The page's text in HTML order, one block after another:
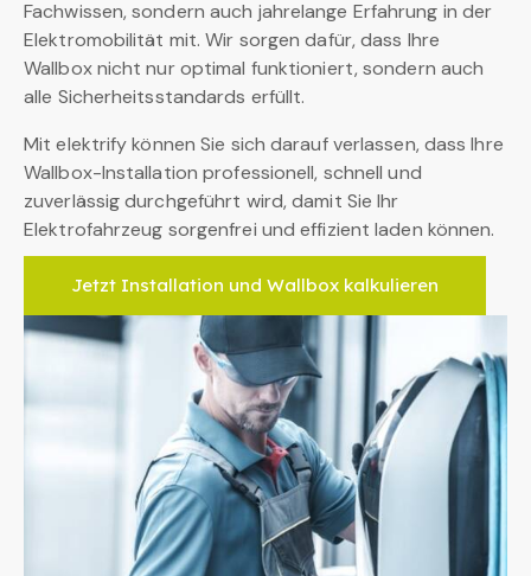
Fachwissen, sondern auch jahrelange Erfahrung in der
Elektromobilität mit. Wir sorgen dafür, dass Ihre
Wallbox nicht nur optimal funktioniert, sondern auch
alle Sicherheitsstandards erfüllt.
Mit elektrify können Sie sich darauf verlassen, dass Ihre
Wallbox-Installation professionell, schnell und
zuverlässig durchgeführt wird, damit Sie Ihr
Elektrofahrzeug sorgenfrei und effizient laden können.
Jetzt Installation und Wallbox kalkulieren